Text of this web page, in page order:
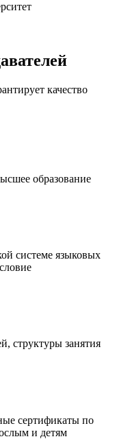
качество
образование
системе языковых
структуры занятия
сертификаты по
и детям